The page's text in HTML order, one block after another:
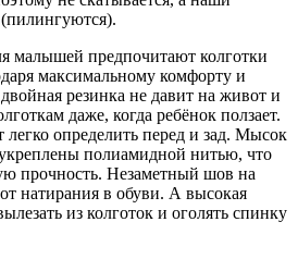
(пилингуются).
малышей предпочитают колготки
максимальному комфорту и
резинка не давит на живот и
даже, когда ребёнок ползает.
определить перед и зад. Мысок
полиамидной нитью, что
прочность. Незаметный шов на
натирания в обуви. А высокая
из колготок и оголять спинку